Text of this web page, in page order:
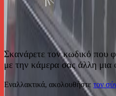
Σκανάρετε τον κωδικό που
με την κάμερα σας άλλη
Εναλλακτικά, ακολουθήστε τον